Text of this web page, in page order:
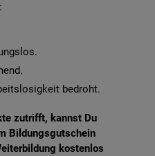
bedroht.
zutrifft, kannst Du
Bildungsgutschein
kostenlos